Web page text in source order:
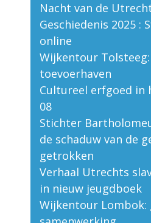
Nacht van de
Geschiedenis 2025 :
online
Wijkentour
toevoerhaven
Cultureel erfgoed in
08
Stichter
de schaduw van de
getrokken
Verhaal Utrechts
in nieuw jeugdboek
Wijkentour Lombok: